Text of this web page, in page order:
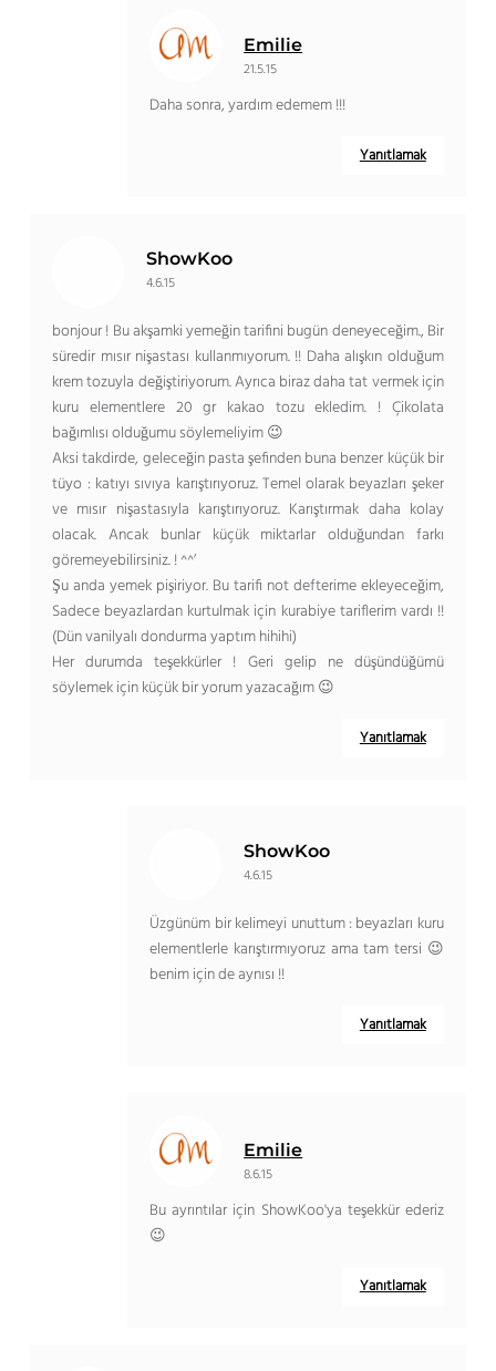
Emilie
21.5.15
Daha sonra, yardım edemem !!!
Yanıtlamak
ShowKoo
4.6.15
bonjour ! Bu akşamki yemeğin tarifini bugün deneyeceğim., Bir
süredir mısır nişastası kullanmıyorum. !! Daha alışkın olduğum
krem ​​tozuyla değiştiriyorum. Ayrıca biraz daha tat vermek için
kuru elementlere 20 gr kakao tozu ekledim. ! Çikolata
bağımlısı olduğumu söylemeliyim 😉
Aksi takdirde, geleceğin pasta şefinden buna benzer küçük bir
tüyo : katıyı sıvıya karıştırıyoruz. Temel olarak beyazları şeker
ve mısır nişastasıyla karıştırıyoruz. Karıştırmak daha kolay
olacak. Ancak bunlar küçük miktarlar olduğundan farkı
göremeyebilirsiniz. ! ^^’
Şu anda yemek pişiriyor. Bu tarifi not defterime ekleyeceğim,
Sadece beyazlardan kurtulmak için kurabiye tariflerim vardı !!
(Dün vanilyalı dondurma yaptım hihihi)
Her durumda teşekkürler ! Geri gelip ne düşündüğümü
söylemek için küçük bir yorum yazacağım 😉
Yanıtlamak
ShowKoo
4.6.15
Üzgünüm bir kelimeyi unuttum : beyazları kuru
elementlerle karıştırmıyoruz ama tam tersi 😉
benim için de aynısı !!
Yanıtlamak
Emilie
8.6.15
Bu ayrıntılar için ShowKoo'ya teşekkür ederiz
😉
Yanıtlamak